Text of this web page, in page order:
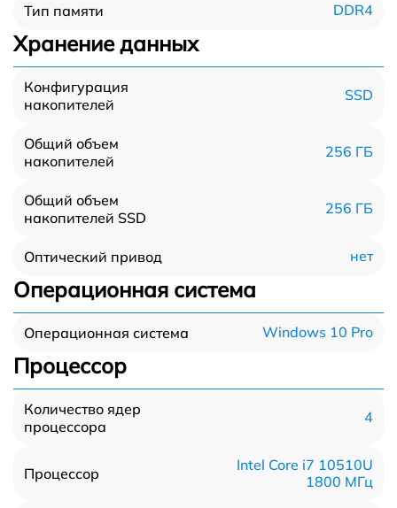
Тип памяти DDR4
Хранение данных
Конфигурация
накопителей
SSD
Общий объем
накопителей
256 ГБ
Общий объем
накопителей SSD
256 ГБ
Оптический привод нет
Операционная система
Операционная система Windows 10 Pro
Процессор
Количество ядер
процессора
4
Процессор
Intel Core i7 10510U
1800 МГц